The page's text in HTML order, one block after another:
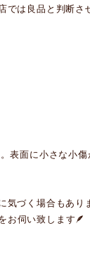
では良品と判断さ
表面に小さな小傷
気づく場合もあり
お伺い致します🪶